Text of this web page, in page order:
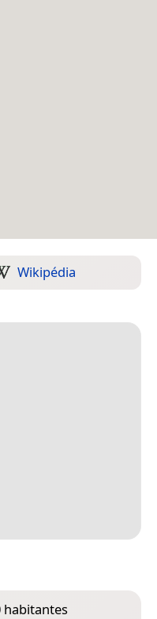
Wikipédia
habitantes